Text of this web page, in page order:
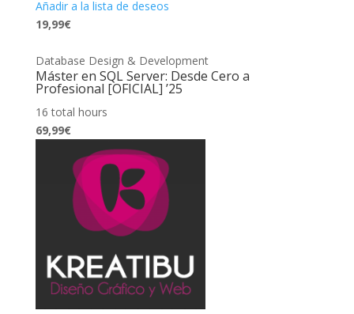
Añadir a la lista de deseos
19,99€
Database Design & Development
Máster en SQL Server: Desde Cero a
Profesional [OFICIAL] ’25
16 total hours
69,99€